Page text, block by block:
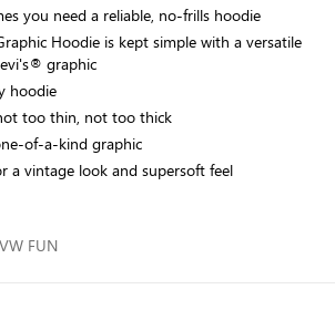
you need a reliable, no-frills hoodie
Hoodie is kept simple with a versatile
graphic
hoodie
too thin, not too thick
of-a-kind graphic
a vintage look and supersoft feel
FUN